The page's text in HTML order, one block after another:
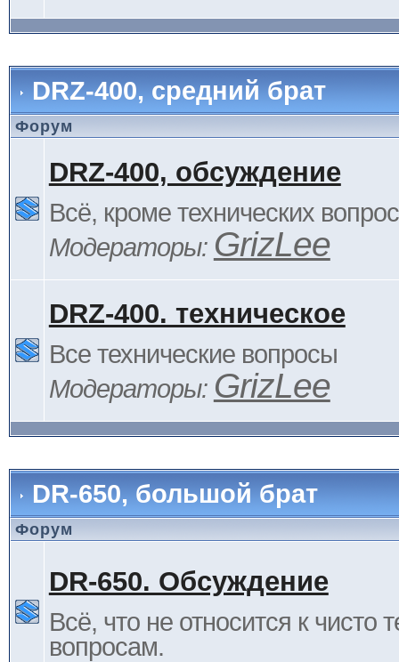
DRZ-400, средний брат
Форум
DRZ-400, обсуждение
Всё, кроме технических
Модераторы: GrizLee
DRZ-400. техническое
Все технические вопросы
Модераторы: GrizLee
DR-650, большой брат
Форум
DR-650. Обсуждение
Всё, что не относится к чисто
вопросам.